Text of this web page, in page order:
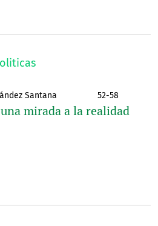
Santana 52-58
mirada a la realidad